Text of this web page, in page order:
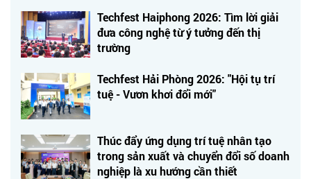
Techfest Haiphong 2026: Tìm lời giải
đưa công nghệ từ ý tưởng đến thị
trường
Techfest Hải Phòng 2026: "Hội tụ trí
tuệ - Vươn khơi đổi mới"
Thúc đẩy ứng dụng trí tuệ nhân tạo
trong sản xuất và chuyển đổi số doanh
nghiệp là xu hướng cần thiết